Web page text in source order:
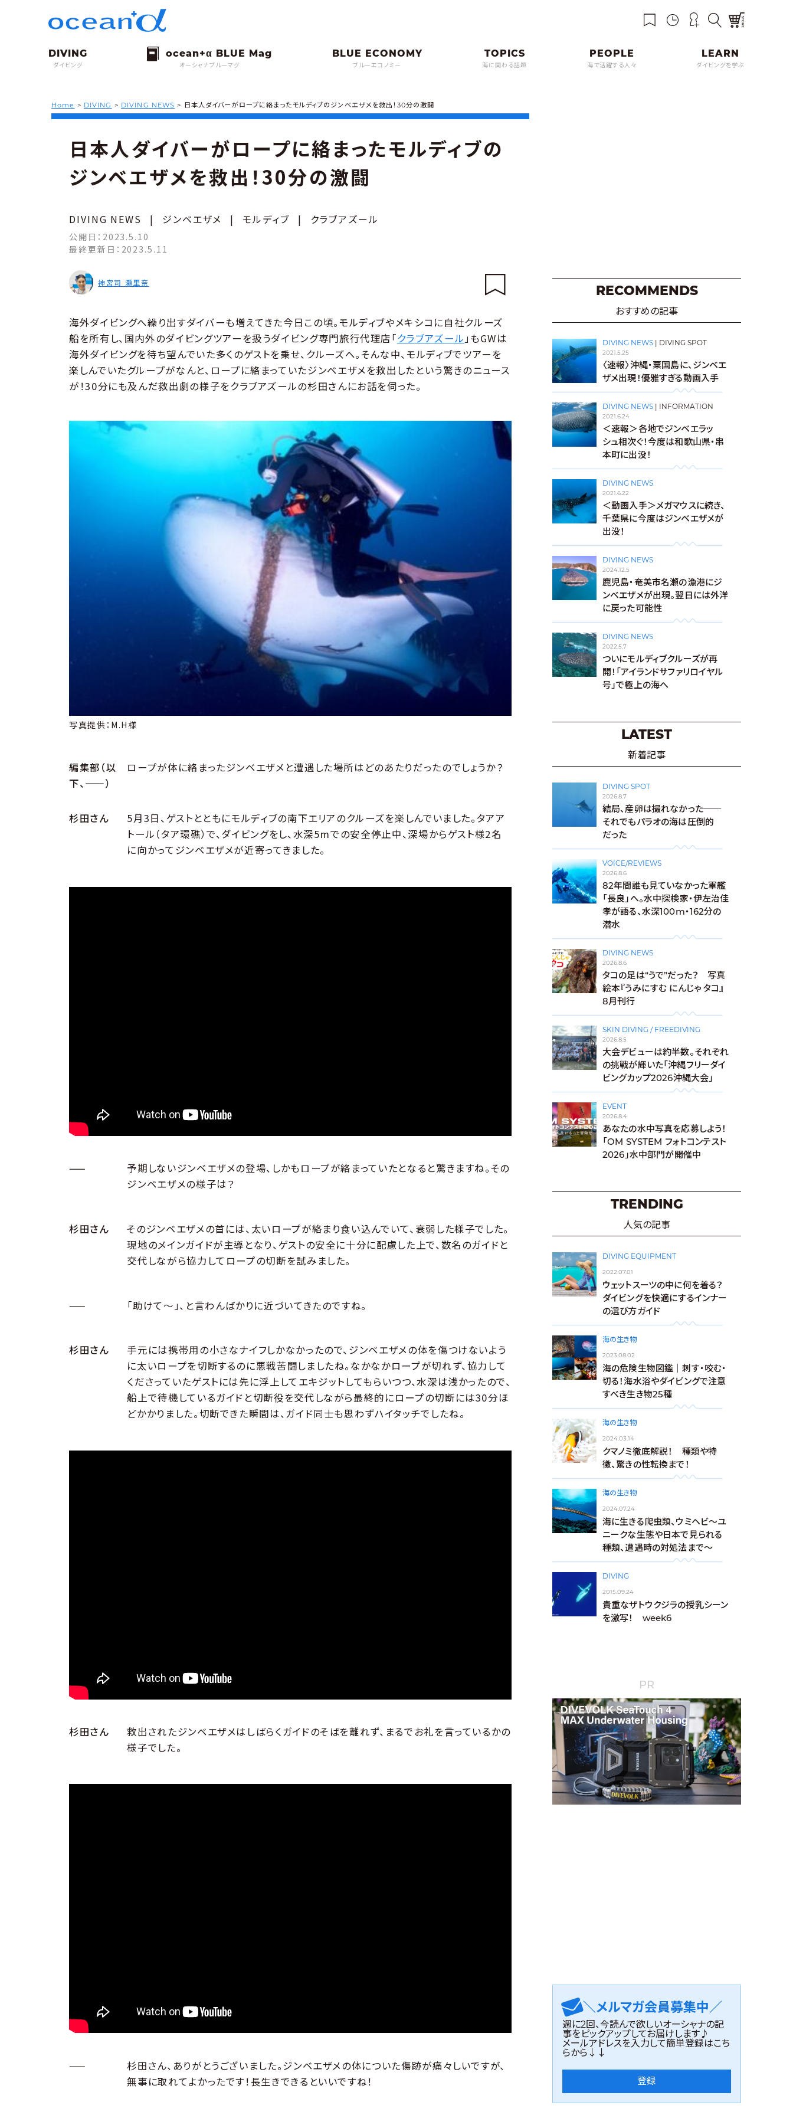
ダイビング オーシャナブルーマグ ブルーエコノミー 海に関わる話題 海で活躍する人々 ダイビングを学ぶ
Home > DIVING > DIVING NEWS > 日本人ダイバーがロープに絡まったモルディブのジンベエザメを救出！30分の激闘
日本人ダイバーがロープに絡まったモルディブの
ジンベエザメを救出！30分の激闘
DIVING NEWS | ジンベエザメ | モルディブ | クラブアズール
公開日： 2023.5.10
最終更新日： 2023.5.11
神宮司 瀬里奈
海外ダイビングへ繰り出すダイバーも増えてきた今日この頃。モルディブやメキシコに自社クルーズ
船を所有し、国内外のダイビングツアーを扱うダイビング専門旅行代理店「クラブアズール 」もGWは
海外ダイビングを待ち望んでいた多くのゲストを乗せ、クルーズへ。そんな中、モルディブでツアーを
楽しんでいたグループがなんと、ロープに絡まっていたジンベエザメを救出したという驚きのニュース
が！30分にも及んだ救出劇の様子をクラブアズールの杉田さんにお話を伺った。
写真提供：M.H様
編集部（以
下、——）
ロープが体に絡まったジンベエザメと遭遇した場所はどのあたりだったのでしょうか？
杉田さん
5月3日、ゲストとともにモルディブの南下エリアのクルーズを楽しんでいました。タアア
トール（タア環礁）で、ダイビングをし、水深5mでの安全停止中、深場からゲスト様2名
に向かってジンベエザメが近寄ってきました。
——
予期しないジンベエザメの登場、しかもロープが絡まっていたとなると驚きますね。その
ジンベエザメの様子は？
杉田さん
そのジンベエザメの首には、太いロープが絡まり食い込んでいて、衰弱した様子でした。
現地のメインガイドが主導となり、ゲストの安全に十分に配慮した上で、数名のガイドと
交代しながら協力してロープの切断を試みました。
—— 「助けて〜」、と言わんばかりに近づいてきたのですね。
杉田さん
手元には携帯用の小さなナイフしかなかったので、ジンベエザメの体を傷つけないよう
に太いロープを切断するのに悪戦苦闘しましたね。なかなかロープが切れず、協力して
くださっていたゲストには先に浮上してエキジットしてもらいつつ、水深は浅かったので、
船上で待機しているガイドと切断役を交代しながら最終的にロープの切断には30分ほ
どかかりました。切断できた瞬間は、ガイド同士も思わずハイタッチでしたね。
杉田さん
救出されたジンベエザメはしばらくガイドのそばを離れず、まるでお礼を言っているかの
様子でした。
——
杉田さん、ありがとうございました。ジンベエザメの体についた傷跡が痛々しいですが、
無事に取れてよかったです！長生きできるといいですね！
RECOMMENDS
おすすめの記事
DIVING NEWS | DIVING SPOT
2021.5.25
〈速報〉沖縄・粟国島に、ジンベエ
ザメ出現！優雅すぎる動画入手
DIVING NEWS | INFORMATION
2021.6.24
＜速報＞各地でジンベエラッ
シュ相次ぐ！今度は和歌山県・串
本町に出没！
DIVING NEWS
2021.6.22
＜動画入手＞メガマウスに続き、
千葉県に今度はジンベエザメが
出没！
DIVING NEWS
2024.12.5
鹿児島・奄美市名瀬の漁港にジ
ンベエザメが出現。翌日には外洋
に戻った可能性
DIVING NEWS
2022.5.7
ついにモルディブクルーズが再
開！「アイランドサファリロイヤル
号」で極上の海へ
LATEST
新着記事
DIVING SPOT
2026.8.7
結局、産卵は撮れなかった──
それでもパラオの海は圧倒的
だった
VOICE/REVIEWS
2026.8.6
82年間誰も見ていなかった軍艦
「長良」へ。水中探検家・伊左治佳
孝が語る、水深100m・162分の
潜水
DIVING NEWS
2026.8.6
タコの足は“うで”だった？ 写真
絵本『うみにすむ にんじゃ タコ』
8月刊行
SKIN DIVING / FREEDIVING
2026.8.5
大会デビューは約半数。それぞれ
の挑戦が輝いた「沖縄フリーダイ
ビングカップ2026沖縄大会」
EVENT
2026.8.4
あなたの水中写真を応募しよう！
「OM SYSTEM フォトコンテスト
2026」水中部門が開催中
TRENDING
人気の記事
DIVING EQUIPMENT
2022.07.01
ウェットスーツの中に何を着る？
ダイビングを快適にするインナー
の選び方ガイド
海の生き物
2023.08.02
海の危険生物図鑑｜刺す・咬む・
切る！海水浴やダイビングで注意
すべき生き物25種
海の生き物
2024.03.14
クマノミ徹底解説！ 種類や特
徴、驚きの性転換まで！
海の生き物
2024.07.24
海に生きる爬虫類、ウミヘビ～ユ
ニークな生態や日本で見られる
種類、遭遇時の対処法まで～
DIVING
2015.09.24
貴重なザトウクジラの授乳シーン
を激写！ week6
PR
＼メルマガ会員募集中／
週に2回、今読んで欲しいオーシャナの記
事をピックアップしてお届けします♪
メールアドレスを入力して簡単登録はこち
らから↓↓
登録